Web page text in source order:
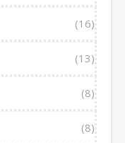
(16)
(13)
(8)
(8)